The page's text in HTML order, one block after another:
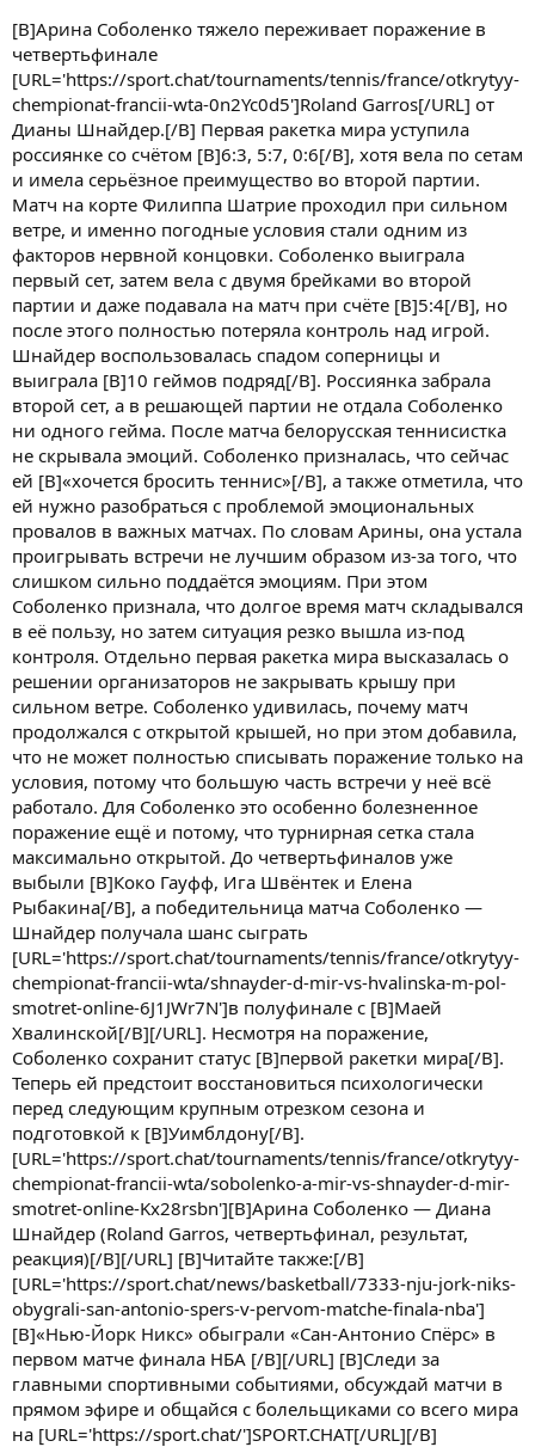
[B]Арина Соболенко тяжело переживает поражение в
четвертьфинале
[URL='https://sport.chat/tournaments/tennis/france/otkrytyy-
chempionat-francii-wta-0n2Yc0d5']Roland Garros[/URL] от
Дианы Шнайдер.[/B] Первая ракетка мира уступила
россиянке со счётом [B]6:3, 5:7, 0:6[/B], хотя вела по сетам
и имела серьёзное преимущество во второй партии.
Матч на корте Филиппа Шатрие проходил при сильном
ветре, и именно погодные условия стали одним из
факторов нервной концовки. Соболенко выиграла
первый сет, затем вела с двумя брейками во второй
партии и даже подавала на матч при счёте [B]5:4[/B], но
после этого полностью потеряла контроль над игрой.
Шнайдер воспользовалась спадом соперницы и
выиграла [B]10 геймов подряд[/B]. Россиянка забрала
второй сет, а в решающей партии не отдала Соболенко
ни одного гейма. После матча белорусская теннисистка
не скрывала эмоций. Соболенко призналась, что сейчас
ей [B]«хочется бросить теннис»[/B], а также отметила, что
ей нужно разобраться с проблемой эмоциональных
провалов в важных матчах. По словам Арины, она устала
проигрывать встречи не лучшим образом из-за того, что
слишком сильно поддаётся эмоциям. При этом
Соболенко признала, что долгое время матч складывался
в её пользу, но затем ситуация резко вышла из-под
контроля. Отдельно первая ракетка мира высказалась о
решении организаторов не закрывать крышу при
сильном ветре. Соболенко удивилась, почему матч
продолжался с открытой крышей, но при этом добавила,
что не может полностью списывать поражение только на
условия, потому что большую часть встречи у неё всё
работало. Для Соболенко это особенно болезненное
поражение ещё и потому, что турнирная сетка стала
максимально открытой. До четвертьфиналов уже
выбыли [B]Коко Гауфф, Ига Швёнтек и Елена
Рыбакина[/B], а победительница матча Соболенко —
Шнайдер получала шанс сыграть
[URL='https://sport.chat/tournaments/tennis/france/otkrytyy-
chempionat-francii-wta/shnayder-d-mir-vs-hvalinska-m-pol-
smotret-online-6J1JWr7N']в полуфинале с [B]Маей
Хвалинской[/B][/URL]. Несмотря на поражение,
Соболенко сохранит статус [B]первой ракетки мира[/B].
Теперь ей предстоит восстановиться психологически
перед следующим крупным отрезком сезона и
подготовкой к [B]Уимблдону[/B].
[URL='https://sport.chat/tournaments/tennis/france/otkrytyy-
chempionat-francii-wta/sobolenko-a-mir-vs-shnayder-d-mir-
smotret-online-Kx28rsbn'][B]Арина Соболенко — Диана
Шнайдер (Roland Garros, четвертьфинал, результат,
реакция)[/B][/URL] [B]Читайте также:[/B]
[URL='https://sport.chat/news/basketball/7333-nju-jork-niks-
obygrali-san-antonio-spers-v-pervom-matche-finala-nba']
[B]«Нью-Йорк Никс» обыграли «Сан-Антонио Спёрс» в
первом матче финала НБА [/B][/URL] [B]Следи за
главными спортивными событиями, обсуждай матчи в
прямом эфире и общайся с болельщиками со всего мира
на [URL='https://sport.chat/']SPORT.CHAT[/URL][/B]